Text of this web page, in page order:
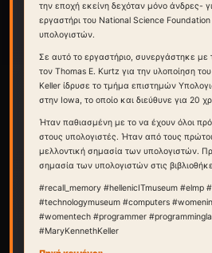
την εποχή εκείνη δεχόταν μόνο άνδρες-
εργαστήρι του National Science
υπολογιστών.
Σε αυτό το εργαστήριο, συνεργάστηκε με
τον Thomas E. Kurtz για την υλοποίηση
Keller ίδρυσε το τμήμα επιστημών
στην Iowa, το οποίο και διεύθυνε για 20
Ήταν παθιασμένη με το να έχουν όλοι
στους υπολογιστές. Ήταν από τους
μελλοντική σημασία των υπολογιστών.
σημασία των υπολογιστών στις
#recall_memory #hellenicITmuseum #elmp
#technologymuseum #computers
#womentech #programmer
#MaryKennethKeller